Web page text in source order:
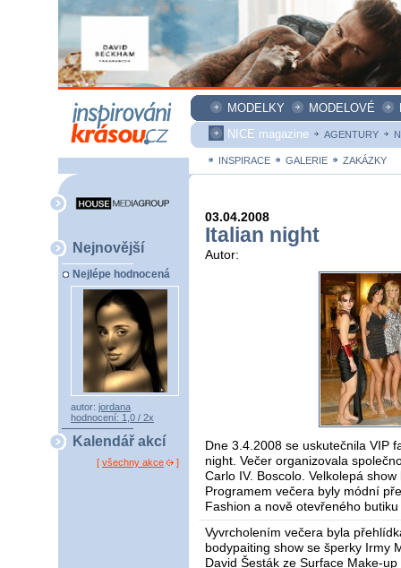
MODELKY MODELOVÉ
NICE magazine
AGENTURY
INSPIRACE GALERIE ZAKÁZKY
Nejnovější
Nejlépe hodnocená
autor: jordana
hodnocení: 1,0 / 2x
Kalendář akcí
[ všechny akce ]
03.04.2008
Italian night
Autor:
Dne 3.4.2008 se uskutečnila VIP
night. Večer organizovala
Carlo IV. Boscolo. Velkolepá
Programem večera byly módní
Fashion a nově otevřeného
Vyvrcholením večera byla
bodypaiting show se šperky Irmy
David Šesták ze Surface Make-